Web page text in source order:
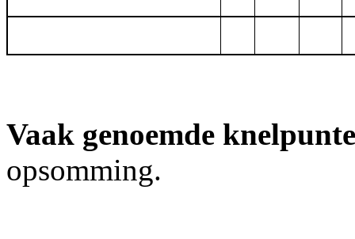
Vaak genoemde
opsomming.